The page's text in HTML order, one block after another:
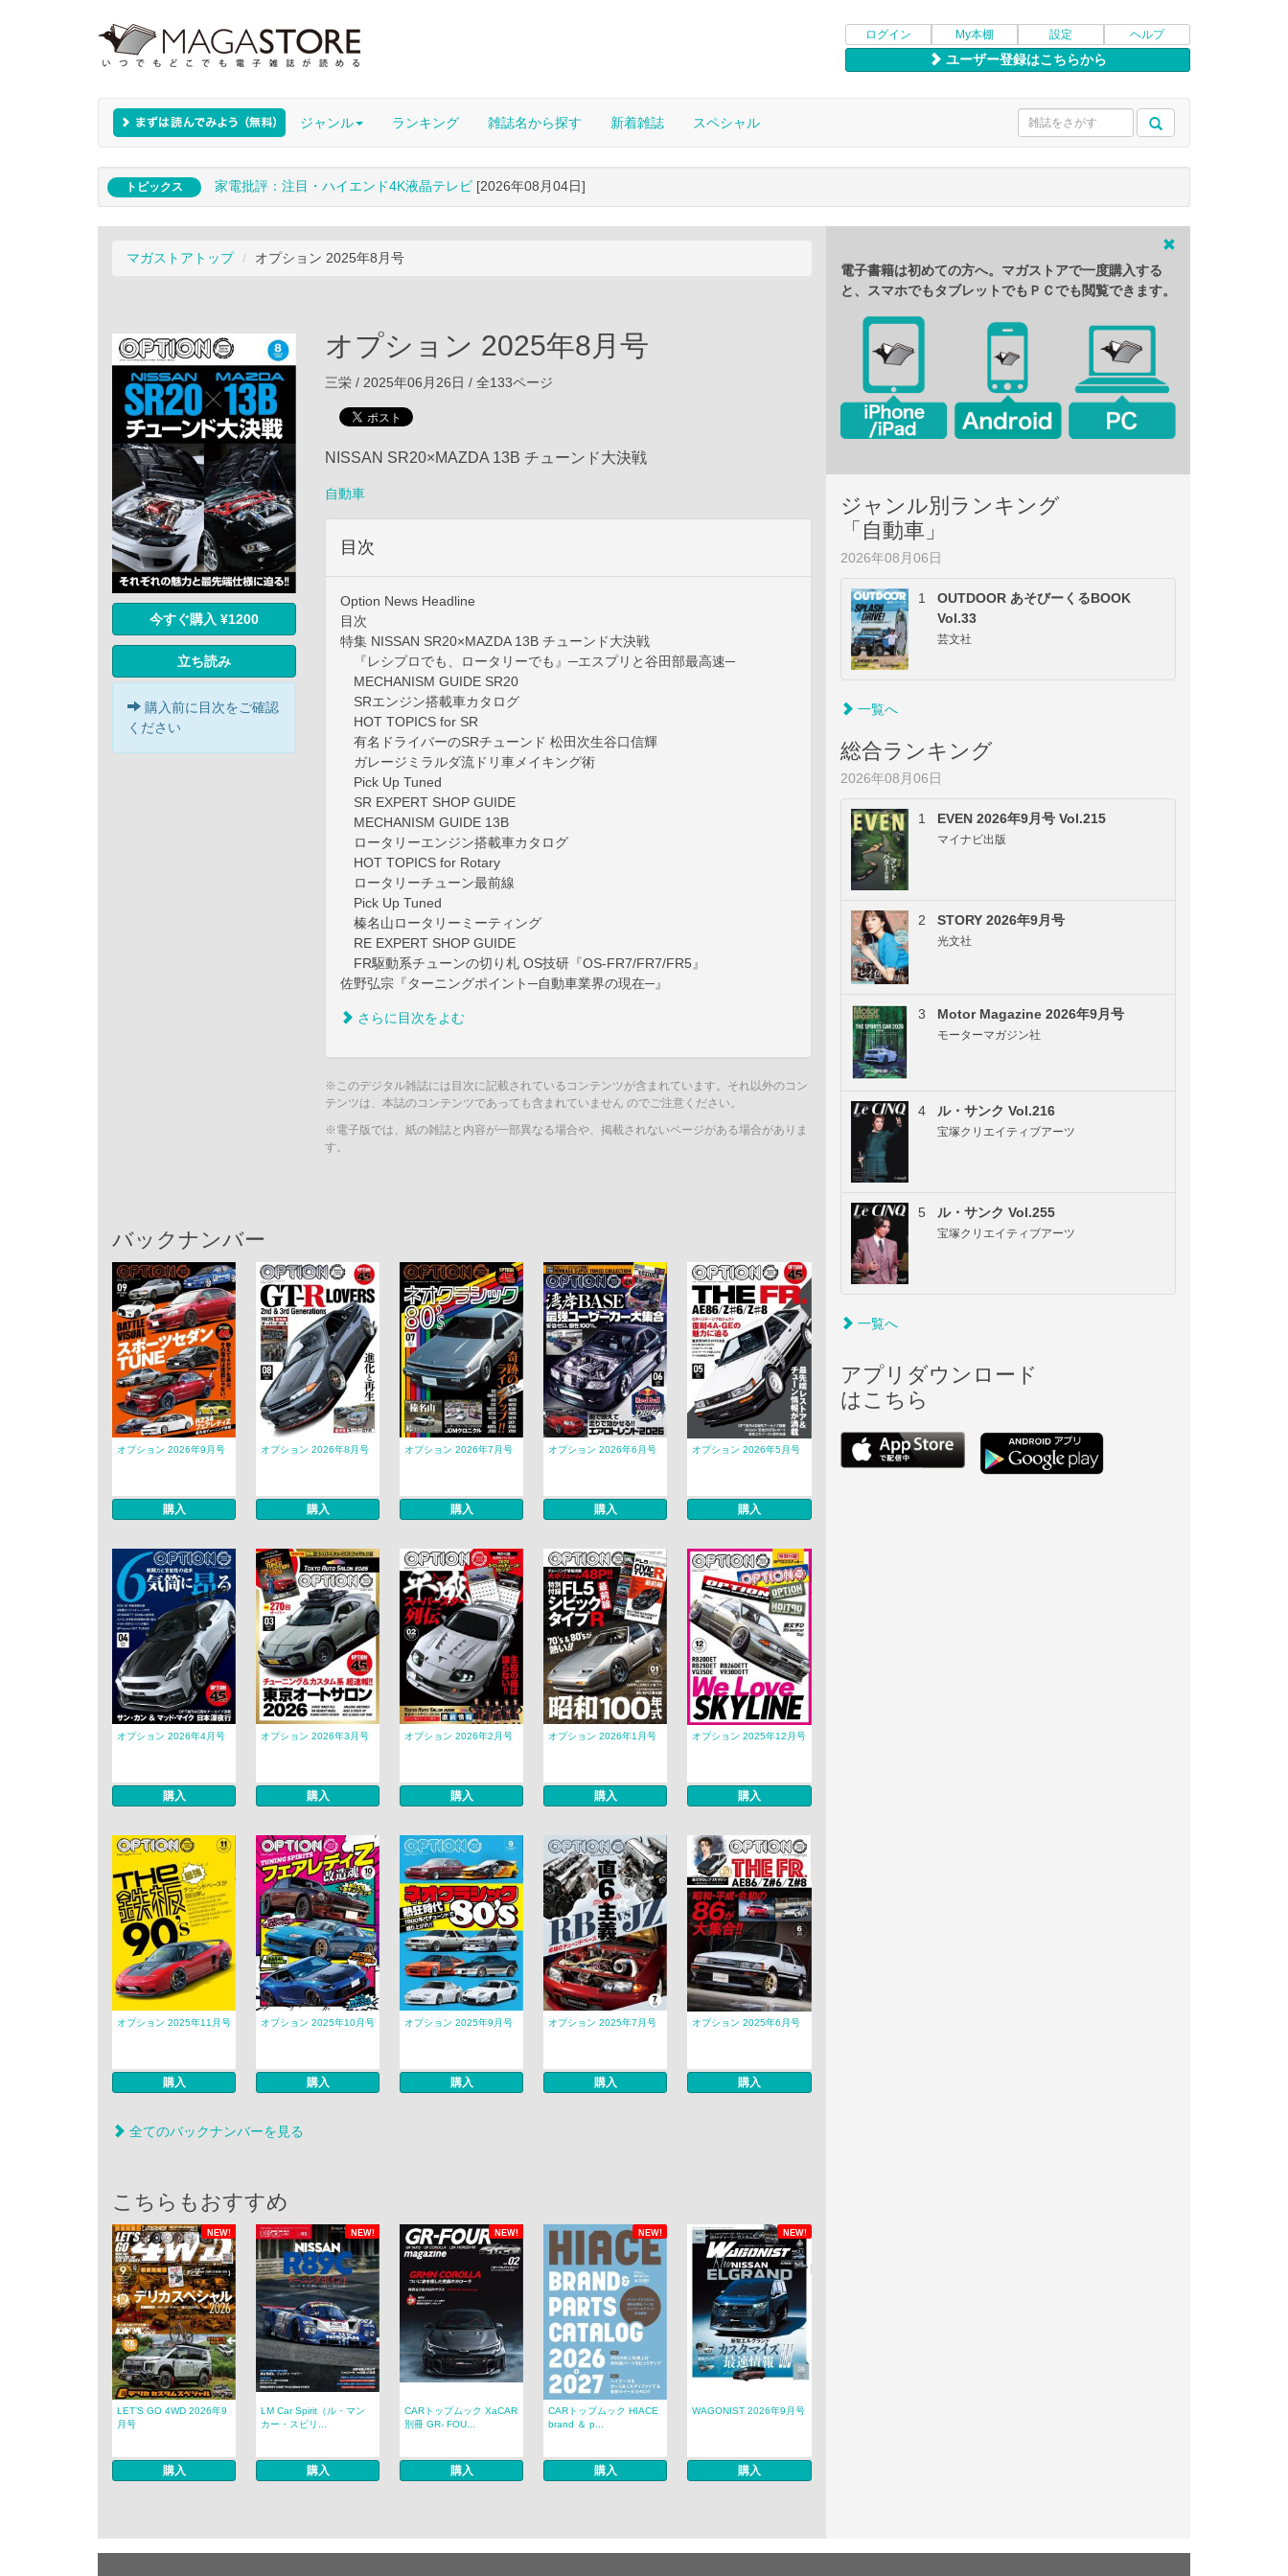
ログイン My本棚 設定 ヘルプ
ユーザー登録はこちらから
ジャンル ランキング 雑誌名から探す 新着雑誌 スペシャル
トピックス 家電批評：注目・ハイエンド4K液晶テレビ [2026年08月04日]
マガストアトップ オプション 2025年8月号
今すぐ購入 ¥1200
立ち読み
購入前に目次をご確認
ください
オプション 2025年8月号
三栄 / 2025年06月26日 / 全133ページ
NISSAN SR20×MAZDA 13B チューンド大決戦
自動車
目次
Option News Headline
目次
特集 NISSAN SR20×MAZDA 13B チューンド大決戦
『レシプロでも、ロータリーでも』─エスプリと谷田部最高速─
MECHANISM GUIDE SR20
SRエンジン搭載車カタログ
HOT TOPICS for SR
有名ドライバーのSRチューンド 松田次生谷口信輝
ガレージミラルダ流ドリ車メイキング術
Pick Up Tuned
SR EXPERT SHOP GUIDE
MECHANISM GUIDE 13B
ロータリーエンジン搭載車カタログ
HOT TOPICS for Rotary
ロータリーチューン最前線
Pick Up Tuned
榛名山ロータリーミーティング
RE EXPERT SHOP GUIDE
FR駆動系チューンの切り札 OS技研『OS-FR7/FR7/FR5』
佐野弘宗『ターニングポイント─自動車業界の現在─』
さらに目次をよむ
※このデジタル雑誌には目次に記載されているコンテンツが含まれています。それ以外のコン
テンツは、本誌のコンテンツであっても含まれていません のでご注意ください。
※電子版では、紙の雑誌と内容が一部異なる場合や、掲載されないページがある場合がありま
す。
バックナンバー
オプション 2026年9月号
購入
オプション 2026年8月号
購入
オプション 2026年7月号
購入
オプション 2026年6月号
購入
オプション 2026年5月号
購入
オプション 2026年4月号
購入
オプション 2026年3月号
購入
オプション 2026年2月号
購入
オプション 2026年1月号
購入
オプション 2025年12月号
購入
オプション 2025年11月号
購入
オプション 2025年10月号
購入
オプション 2025年9月号
購入
オプション 2025年7月号
購入
オプション 2025年6月号
購入
全てのバックナンバーを見る
こちらもおすすめ
NEW! NEW! NEW! NEW! NEW!
LET’S GO 4WD 2026年9
月号
購入
LM Car Spirit（ル・マン
カー・スピリ...
購入
CARトップムック XaCAR
別冊 GR- FOU...
購入
CARトップムック HIACE
brand ＆ p...
購入
WAGONIST 2026年9月号
購入
電子書籍は初めての方へ。マガストアで一度購入する
と、スマホでもタブレットでもＰＣでも閲覧できます。
ジャンル別ランキング
「自動車」
2026年08月06日
1
OUTDOOR あそびーくるBOOK
Vol.33
芸文社
一覧へ
総合ランキング
2026年08月06日
1 EVEN 2026年9月号 Vol.215
マイナビ出版
2 STORY 2026年9月号
光文社
3 Motor Magazine 2026年9月号
モーターマガジン社
4 ル・サンク Vol.216
宝塚クリエイティブアーツ
5 ル・サンク Vol.255
宝塚クリエイティブアーツ
一覧へ
アプリダウンロード
はこちら